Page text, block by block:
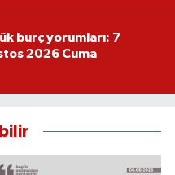
burç yorumları: 7
2026 Cuma